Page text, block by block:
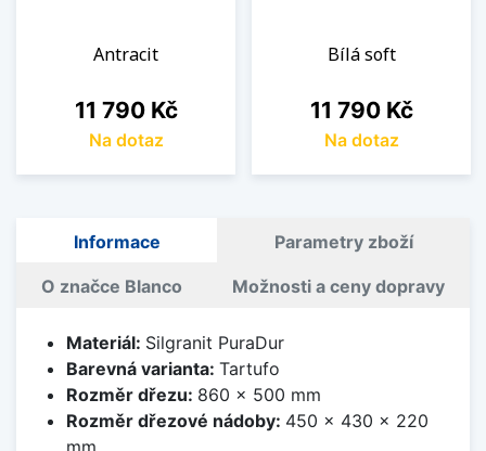
Antracit
Cena
11 790 Kč
Na dotaz
Bílá soft
Cena
11 790 Kč
Na dotaz
Informace Parametry zboží
O značce Blanco Možnosti a ceny dopravy
Materiál: Silgranit PuraDur
Barevná varianta: Tartufo
Rozměr dřezu: 860 x 500 mm
Rozměr dřezové nádoby: 450 x 430 x 220
mm